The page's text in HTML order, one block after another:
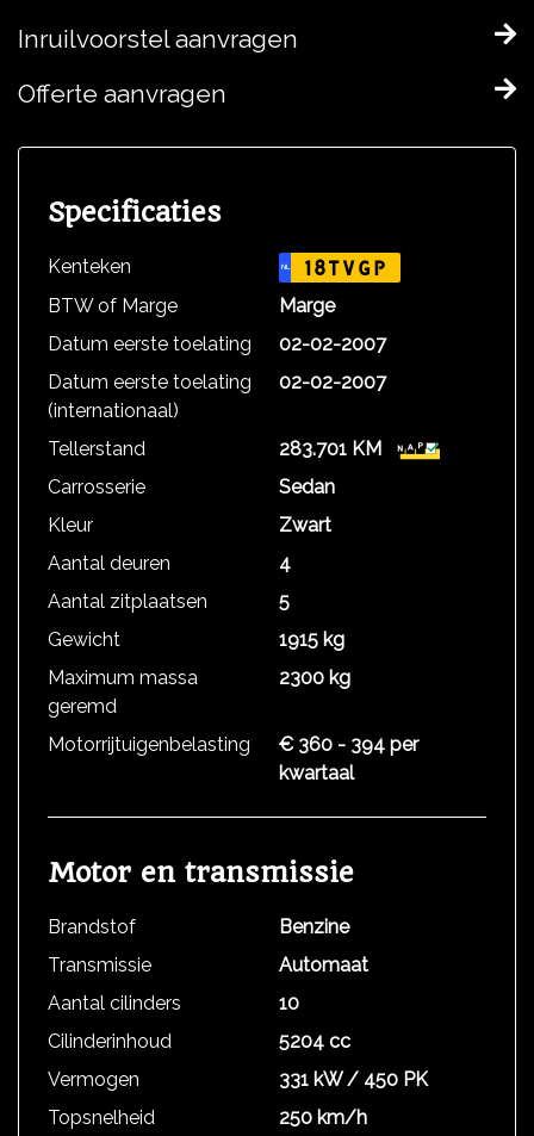
Inruilvoorstel aanvragen
Offerte aanvragen
Specificaties
Kenteken NL 18TVGP
BTW of Marge
Marge
Datum eerste toelating
02-02-2007
Datum eerste toelating
(internationaal)
02-02-2007
Tellerstand
283.701 KM
Carrosserie
Sedan
Kleur
Zwart
Aantal deuren
4
Aantal zitplaatsen
5
Gewicht
1915 kg
Maximum massa
geremd
2300 kg
Motorrijtuigenbelasting
€ 360 - 394 per
kwartaal
Motor en transmissie
Brandstof
Benzine
Transmissie
Automaat
Aantal cilinders
10
Cilinderinhoud
5204 cc
Vermogen
331 kW / 450 PK
Topsnelheid
250 km/h